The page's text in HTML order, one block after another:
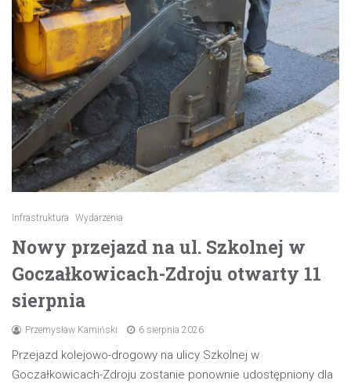
Infrastruktura Wydarzenia
Nowy przejazd na ul. Szkolnej w
Goczałkowicach-Zdroju otwarty 11
sierpnia
Przemysław Kamiński 6 sierpnia 2026
Przejazd kolejowo-drogowy na ulicy Szkolnej w
Goczałkowicach-Zdroju zostanie ponownie udostępniony dla